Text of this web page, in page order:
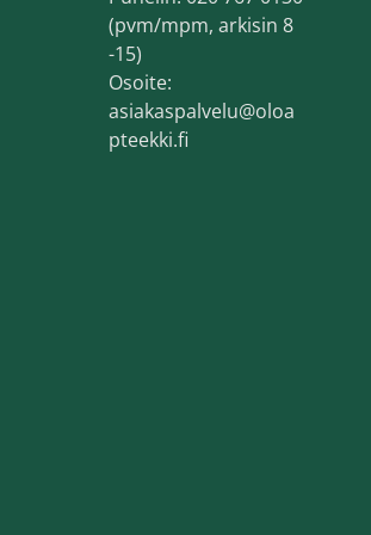
(pvm/mpm, arkisin 8
-15)
Osoite:
asiakaspalvelu@oloa
pteekki.fi